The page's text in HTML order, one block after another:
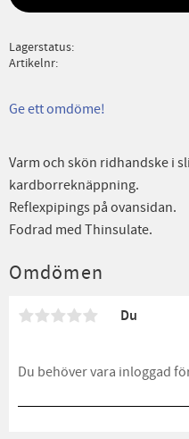
Lagerstatus
Artikelnr
Ge ett omdöme!
Varm och skön ridhandske i
kardborreknäppning.
Reflexpipings på ovansidan.
Fodrad med Thinsulate.
Omdömen
Du